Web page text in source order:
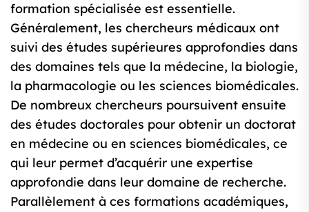
formation spécialisée est essentielle.
Généralement, les chercheurs médicaux ont
suivi des études supérieures approfondies dans
des domaines tels que la médecine, la biologie,
la pharmacologie ou les sciences biomédicales.
De nombreux chercheurs poursuivent ensuite
des études doctorales pour obtenir un doctorat
en médecine ou en sciences biomédicales, ce
qui leur permet d’acquérir une expertise
approfondie dans leur domaine de recherche.
Parallèlement à ces formations académiques,